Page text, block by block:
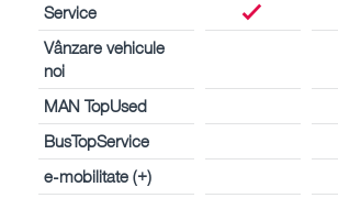
Service
Vânzare vehicule
noi
MAN TopUsed
BusTopService
e-mobilitate (+)